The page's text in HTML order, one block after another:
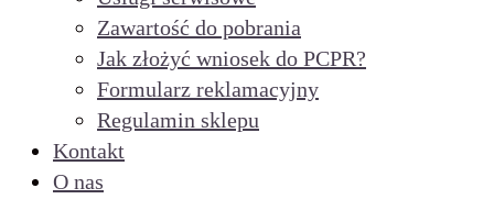
Zawartość do pobrania
Jak złożyć wniosek do PCPR?
Formularz reklamacyjny
Regulamin sklepu
Kontakt
O nas